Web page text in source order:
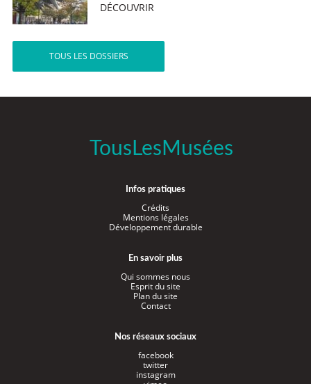
DÉCOUVRIR
TOUS LES DOSSIERS
TousLesMusées
Infos pratiques
Crédits
Mentions légales
Développement durable
En savoir plus
Qui sommes nous
Esprit du site
Plan du site
Contact
Nos réseaux sociaux
facebook
twitter
instagram